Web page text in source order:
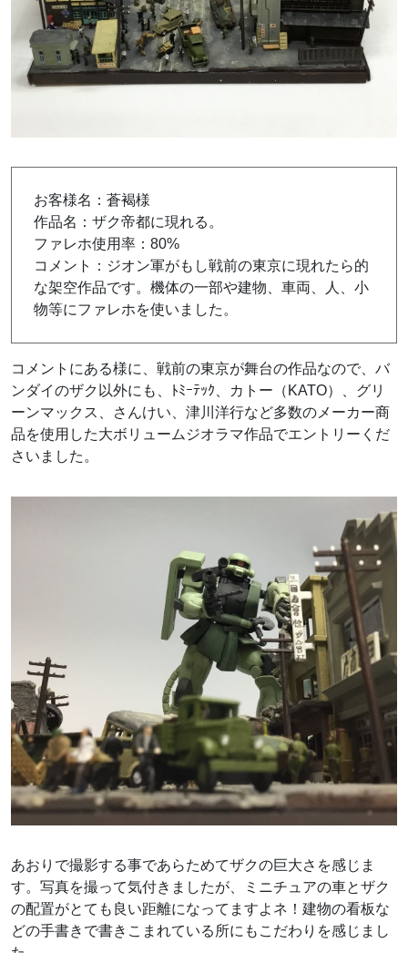
お客様名：蒼褐様
作品名：ザク帝都に現れる。
ファレホ使用率：80%
コメント：ジオン軍がもし戦前の東京に現れたら的
な架空作品です。機体の一部や建物、車両、人、小
物等にファレホを使いました。
コメントにある様に、戦前の東京が舞台の作品なので、バ
ンダイのザク以外にも、ﾄﾐｰﾃｯｸ、カトー（KATO）、グリ
ーンマックス、さんけい、津川洋行など多数のメーカー商
品を使用した大ボリュームジオラマ作品でエントリーくだ
さいました。
あおりで撮影する事であらためてザクの巨大さを感じま
す。写真を撮って気付きましたが、ミニチュアの車とザク
の配置がとても良い距離になってますよネ！建物の看板な
どの手書きで書きこまれている所にもこだわりを感じまし